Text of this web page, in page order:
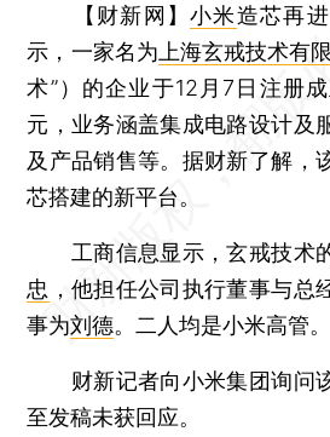
【财新网】小米造芯再
示，一家名为 上海玄戒技术有
术”）的企业于12月7日注册
元，业务涵盖集成电路设计及
及产品销售等。据财新了解，
芯搭建的新平台。
工商信息显示，玄戒技术
忠 ，他担任公司执行董事与总
事为刘德。二人均是小米高管。
财新记者向小米集团询问
至发稿未获回应。